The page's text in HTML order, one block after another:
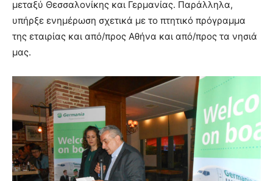
μεταξύ Θεσσαλονίκης και Γερμανίας. Παράλληλα,
υπήρξε ενημέρωση σχετικά με το πτητικό πρόγραμμα
της εταιρίας και από/προς Αθήνα και από/προς τα νησιά
μας.